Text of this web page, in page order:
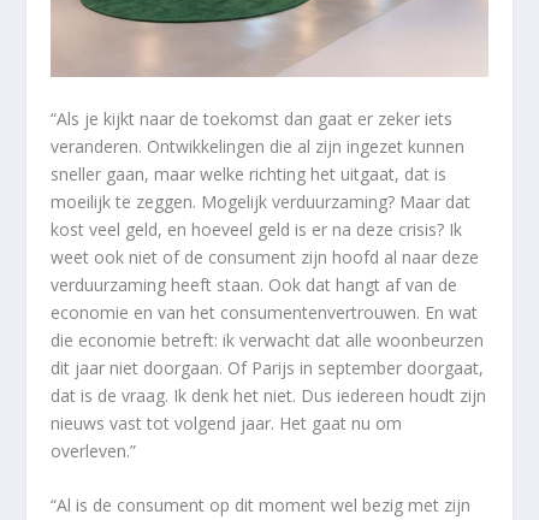
“Als je kijkt naar de toekomst dan gaat er zeker iets
veranderen. Ontwikkelingen die al zijn ingezet kunnen
sneller gaan, maar welke richting het uitgaat, dat is
moeilijk te zeggen. Mogelijk verduurzaming? Maar dat
kost veel geld, en hoeveel geld is er na deze crisis? Ik
weet ook niet of de consument zijn hoofd al naar deze
verduurzaming heeft staan. Ook dat hangt af van de
economie en van het consumentenvertrouwen. En wat
die economie betreft: ik verwacht dat alle woonbeurzen
dit jaar niet doorgaan. Of Parijs in september doorgaat,
dat is de vraag. Ik denk het niet. Dus iedereen houdt zijn
nieuws vast tot volgend jaar. Het gaat nu om
overleven.”
“Al is de consument op dit moment wel bezig met zijn